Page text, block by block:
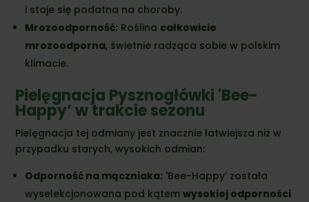
i staje się podatna na choroby.
Mrozoodporność: Roślina całkowicie
mrozoodporna, świetnie radząca sobie w polskim
klimacie.
Pielęgnacja Pysznogłówki 'Bee-
Happy’ w trakcie sezonu
Pielęgnacja tej odmiany jest znacznie łatwiejsza niż w
przypadku starych, wysokich odmian:
Odporność na mączniaka: 'Bee-Happy’ została
wyselekcjonowana pod kątemwysokiej odporności